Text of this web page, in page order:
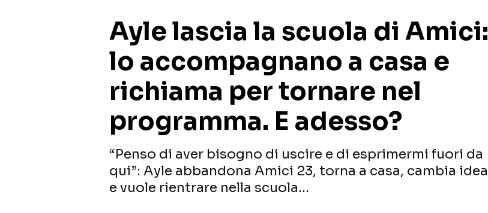
Ayle lascia la scuola di Amici:
lo accompagnano a casa e
richiama per tornare nel
programma. E adesso?
“Penso di aver bisogno di uscire e di esprimermi fuori da
qui”: Ayle abbandona Amici 23, torna a casa, cambia idea
e vuole rientrare nella scuola…